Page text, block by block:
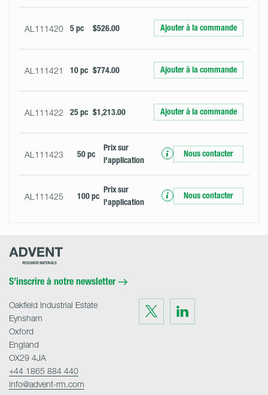
AL111420 5 pc $526.00 Ajouter à la commande
AL111421 10 pc $774.00 Ajouter à la commande
AL111422 25 pc $1,213.00 Ajouter à la commande
AL111423 50 pc
Prix ​​sur
l'application
Nous contacter
AL111425 100 pc
Prix ​​sur
l'application
Nous contacter
Advent
S’inscrire à notre newsletter
Visit
us
on
Twitter
Visit
on
LinkedIn
Oakfield Industrial Estate
Eynsham
Oxford
England
OX29 4JA
+44 1865 884 440
info@advent-rm.com